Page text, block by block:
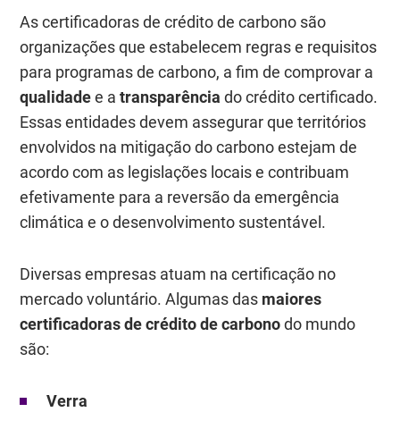
As certificadoras de crédito de carbono são
organizações que estabelecem regras e requisitos
para programas de carbono, a fim de comprovar a
qualidadee atransparência do crédito certificado.
Essas entidades devem assegurar que territórios
envolvidos na mitigação do carbono estejam de
acordo com as legislações locais e contribuam
efetivamente para a reversão da emergência
climática e o desenvolvimento sustentável.
Diversas empresas atuam na certificação no
mercado voluntário. Algumas das maiores
certificadoras de crédito de carbonodo mundo
são:
Verra